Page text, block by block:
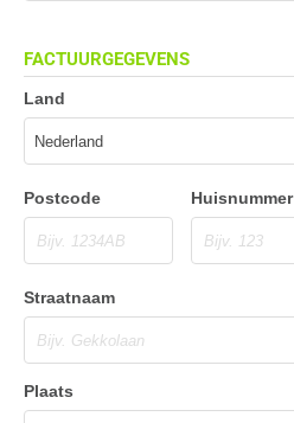
FACTUURGEGEVENS
Land
Postcode Huisnummer
Straatnaam
Plaats